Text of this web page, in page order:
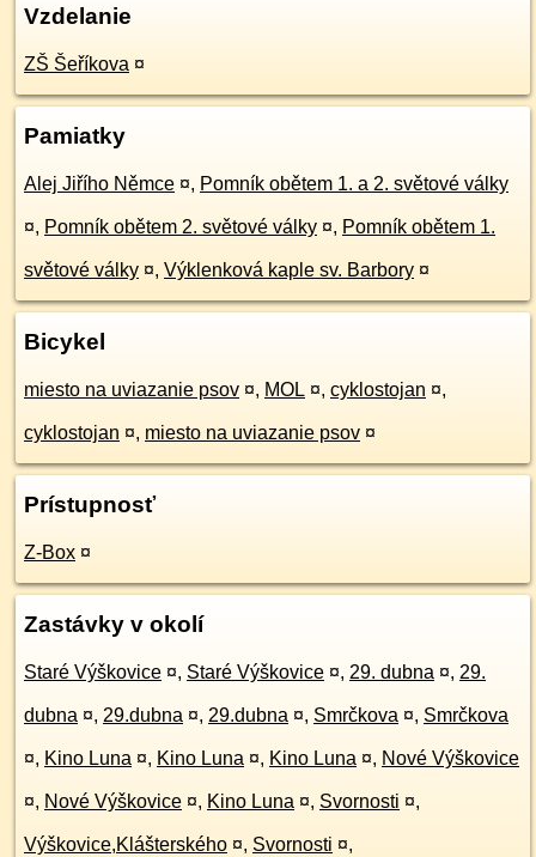
Vzdelanie
ZŠ Šeříkova ¤
Pamiatky
Alej Jiřího Němce ¤, Pomník obětem 1. a 2. světové války
¤, Pomník obětem 2. světové války ¤, Pomník obětem 1.
světové války ¤, Výklenková kaple sv. Barbory ¤
Bicykel
miesto na uviazanie psov ¤, MOL ¤, cyklostojan ¤,
cyklostojan ¤, miesto na uviazanie psov ¤
Prístupnosť
Z-Box ¤
Zastávky v okolí
Staré Výškovice ¤, Staré Výškovice ¤, 29. dubna ¤, 29.
dubna ¤, 29.dubna ¤, 29.dubna ¤, Smrčkova ¤, Smrčkova
¤, Kino Luna ¤, Kino Luna ¤, Kino Luna ¤, Nové Výškovice
¤, Nové Výškovice ¤, Kino Luna ¤, Svornosti ¤,
Výškovice,Klášterského ¤, Svornosti ¤,